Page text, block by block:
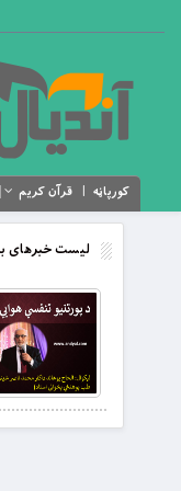
کورپاڼه قرآن کریم
لیست خبرهای